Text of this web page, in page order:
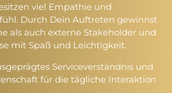
viel Empathie und
Durch Dein Auftreten gewinnst
als auch externe Stakeholder und
mit Spaß und Leichtigkeit.
Serviceverständnis und
für die tägliche Interaktion